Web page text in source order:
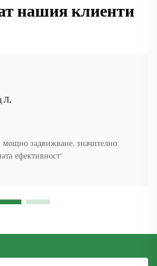
нашия клиенти
Л.
мощно задвижване, значително
ефективност“